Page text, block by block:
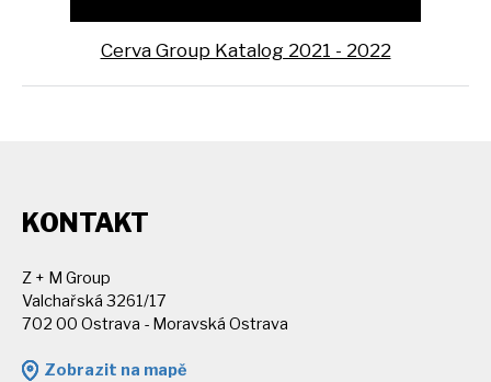
Cerva Group Katalog 2021 - 2022
KONTAKT
Z + M Group
Valchařská 3261/17
702 00 Ostrava - Moravská Ostrava
Zobrazit na mapě